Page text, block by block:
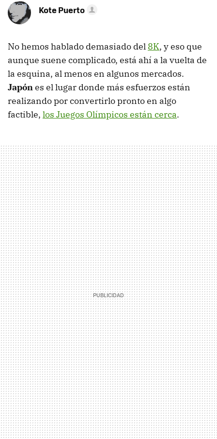
Kote Puerto
No hemos hablado demasiado del 8K, y eso que
aunque suene complicado, está ahí a la vuelta de
la esquina, al menos en algunos mercados.
Japónes el lugar donde más esfuerzos están
realizando por convertirlo pronto en algo
factible, los Juegos Olímpicos están cerca.